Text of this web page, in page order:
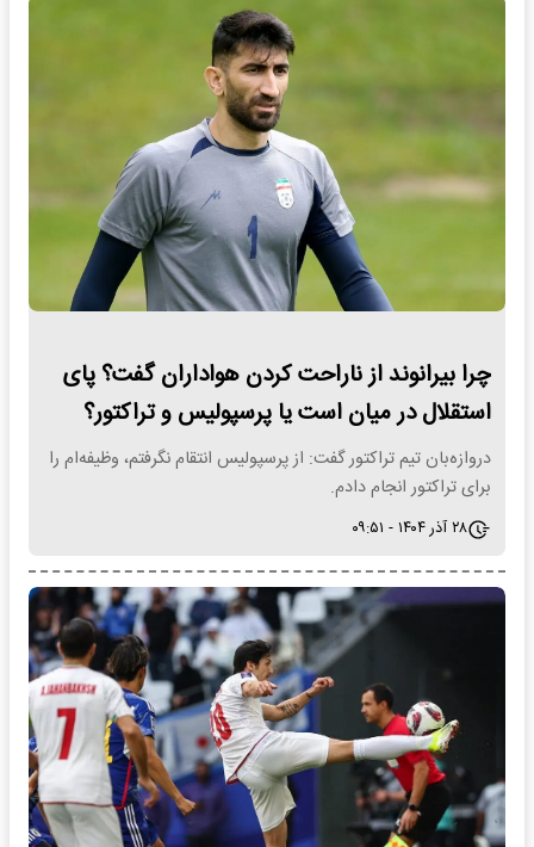
چرا بیرانوند از ناراحت کردن هواداران گفت؟ پای
استقلال در میان است یا پرسپولیس و تراکتور؟
دروازه‌بان تیم تراکتور گفت: از پرسپولیس انتقام نگرفتم، وظیفه‌ام را
برای تراکتور انجام دادم.
۲۸ آذر ۱۴۰۴ - ۰۹:۵۱